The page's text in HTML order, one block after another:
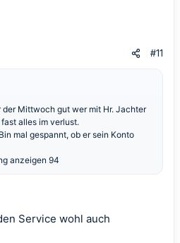
#11
der Mittwoch gut wer mit Hr. Jachter
alles im verlust.
mal gespannt, ob er sein Konto
anzeigen 94
Service wohl auch